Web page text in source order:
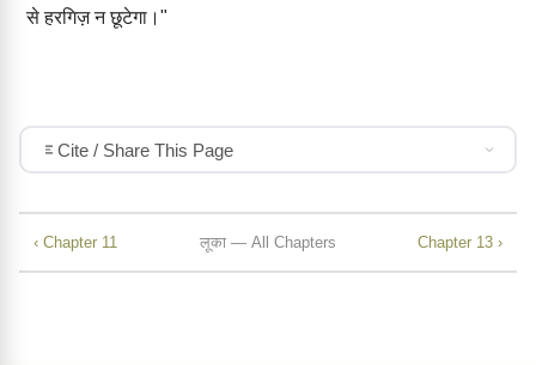
से हरगिज़ न छूटेगा।"
Cite / Share This Page
‹ Chapter 11 लूका — All Chapters Chapter 13 ›